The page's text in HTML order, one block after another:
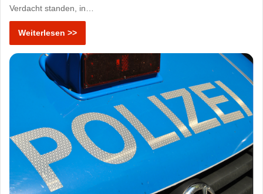
Verdacht standen, in…
Weiterlesen >>